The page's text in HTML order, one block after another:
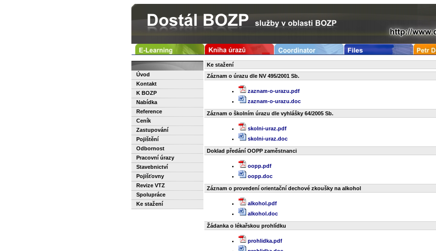
Úvod
Kontakt
K BOZP
Nabídka
Reference
Ceník
Zastupování
Pojištění
Odbornost
Pracovní úrazy
Stavebnictví
Pojišťovny
Revize VTZ
Spolupráce
Ke stažení
Ke stažení
Záznam o úrazu dle NV 495/2001 Sb.
zaznam-o-urazu.pdf
zaznam-o-urazu.doc
Záznam o školním úrazu dle vyhlášky 64/2005 Sb.
skolni-uraz.pdf
skolni-uraz.doc
Doklad předání OOPP zaměstnanci
oopp.pdf
oopp.doc
Záznam o provedení orientační dechové zkoušky na alkohol
alkohol.pdf
alkohol.doc
Žádanka o lékařskou prohlídku
prohlidka.pdf